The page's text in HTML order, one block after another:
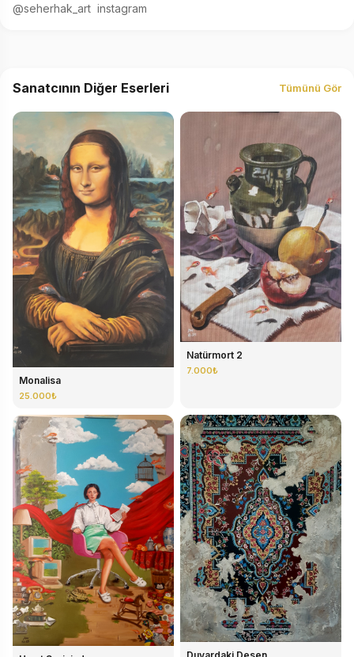
@seherhak_art  instagram
Sanatcının Diğer Eserleri Tümünü Gör
Monalisa
25.000₺
Natürmort 2
7.000₺